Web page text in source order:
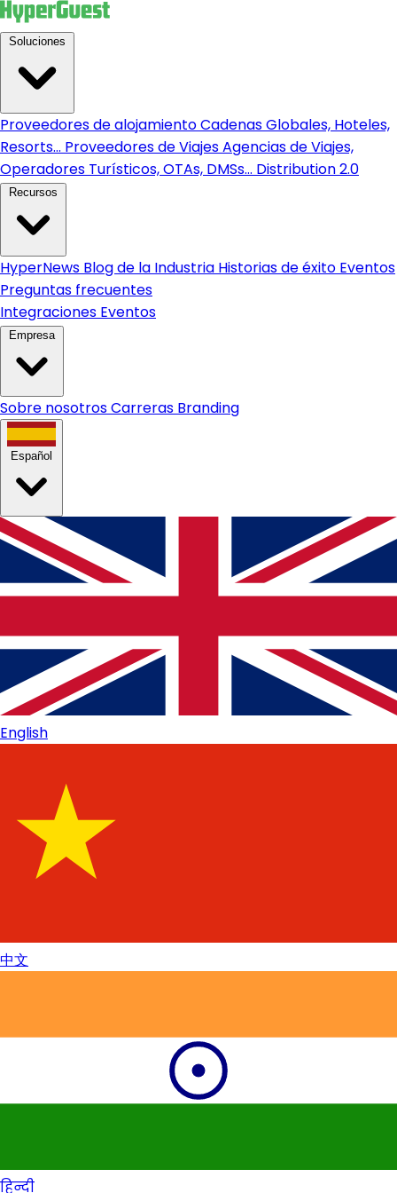
Proveedores de alojamientoCadenas Globales, Hoteles,
Resorts... Proveedores de ViajesAgencias de Viajes,
Operadores Turísticos, OTAs, DMSs... Distribution 2.0
HyperNews Blog de la Industria Historias de éxito Eventos
Preguntas frecuentes
Integraciones Eventos
Empresa
Sobre nosotrosCarreras Branding
Español
English
中文
हिन्दी